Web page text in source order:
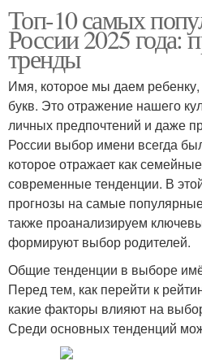
Топ-10 самых
России 2025 года:
тренды
Имя, которое мы даем ребенку,
букв. Это отражение нашего
личных предпочтений и даже
России выбор имени всегда
которое отражает как
современные тенденции. В
прогнозы на самые
также проанализируем
формируют выбор родителей.
Общие тенденции в выборе
Перед тем, как перейти к
какие факторы влияют на
Среди основных тенденций